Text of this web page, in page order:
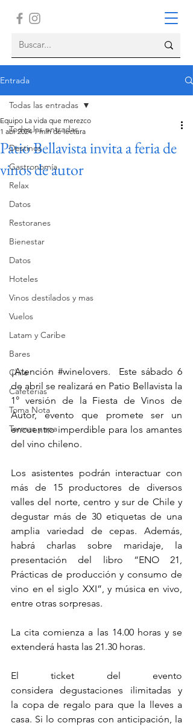
Entrada
Todas las entradas
Destinos
Gastronomía
Relax
Datos
Restoranes
Bienestar
Datos
Hoteles
Vinos destilados y mas
Vuelos
Latam y Caribe
Bares
Chile
Cafeterias
Toma Nota
Termas y spa
Todas las entradas
Patio Bellavista invita a feria de
vinos de autor
Equipo La vida que merezco
1 abr 2024 1 min de lectura
¡Atención #winelovers. Este sábado 6
de abril se realizará en Patio Bellavista la
1° versión de la Fiesta de Vinos de
Autor, evento que promete ser un
encuentro imperdible para los amantes
del vino chileno.
Los asistentes podrán interactuar con
más de 15 productores de diversos
valles del norte, centro y sur de Chile y
degustar más de 30 etiquetas de una
amplia variedad de cepas. Además,
habrá charlas sobre maridaje, la
presentación del libro “ENO 21,
Prácticas de producción y consumo de
vino en el siglo XXI”, y música en vivo,
entre otras sorpresas.
La cita comienza a las 14.00 horas y se
extenderá hasta las 21.30 horas.
El ticket del evento
considera degustaciones ilimitadas y
la copa de regalo para que la lleves a
casa. Si lo compras con anticipación, la